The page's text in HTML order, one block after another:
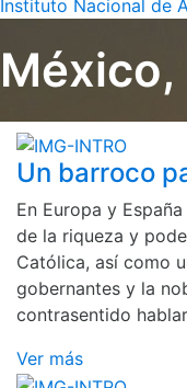
Instituto Nacional de
México,
Un barroco
En Europa y
de la riqueza y
Católica, así como
gobernantes y la
contrasentido
Ver más